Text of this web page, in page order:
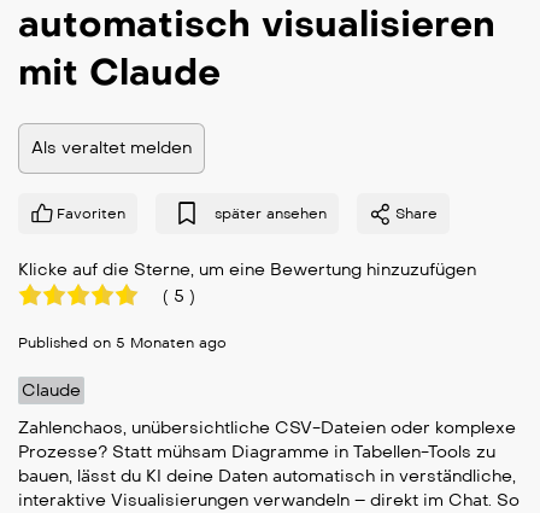
automatisch visualisieren
mit Claude
Als veraltet melden
Favoriten später ansehen Share
Klicke auf die Sterne, um eine Bewertung hinzuzufügen
( 5 )
Published on 5 Monaten ago
Claude
Zahlenchaos, unübersichtliche CSV-Dateien oder komplexe
Prozesse? Statt mühsam Diagramme in Tabellen-Tools zu
bauen, lässt du KI deine Daten automatisch in verständliche,
interaktive Visualisierungen verwandeln – direkt im Chat. So